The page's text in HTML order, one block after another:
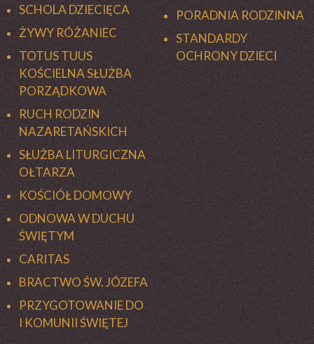
SCHOLA DZIECIĘCA
ŻYWY RÓŻANIEC
TOTUS TUUS
KOŚCIELNA SŁUŻBA
PORZĄDKOWA
RUCH RODZIN
NAZARETAŃSKICH
SŁUŻBA LITURGICZNA
OŁTARZA
KOŚCIÓŁ DOMOWY
ODNOWA W DUCHU
ŚWIĘTYM
CARITAS
BRACTWO ŚW. JÓZEFA
PRZYGOTOWANIE DO
I KOMUNII ŚWIĘTEJ
PORADNIA RODZINNA
STANDARDY
OCHRONY DZIECI